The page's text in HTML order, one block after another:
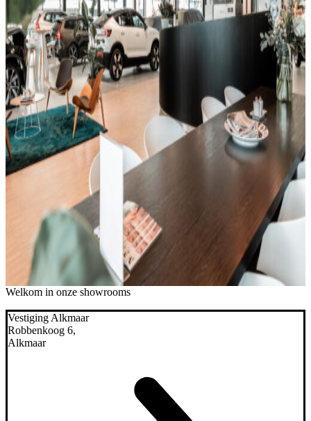
Welkom in onze showrooms
Vestiging Alkmaar
Robbenkoog 6,
Alkmaar